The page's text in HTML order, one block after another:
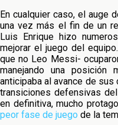
En cualquier caso, el auge
una vez más el fin de un
Luis Enrique hizo
mejorar el juego del
que no Leo Messi-
manejando una posición
anticipaba al avance de sus
transiciones defensivas
en definitiva, mucho
peor fase de juego de la